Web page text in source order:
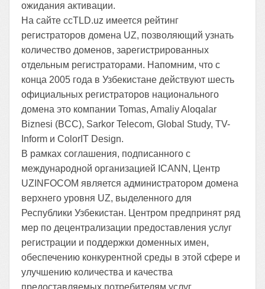
ожидания активации.
На сайте ccTLD.uz имеется рейтинг
регистраторов домена UZ, позволяющий узнать
количество доменов, зарегистрированных
отдельным регистраторами. Напомним, что с
конца 2005 года в Узбекистане действуют шесть
официальных регистраторов национального
домена это компании Tomas, Amaliy Aloqalar
Biznesi (BCC), Sarkor Telecom, Global Study, TV-
Inform и ColorIT Design.
В рамках соглашения, подписанного с
международной организацией ICANN, Центр
UZINFOCOM является администратором домена
верхнего уровня UZ, выделенного для
Республики Узбекистан. Центром предпринят ряд
мер по децентрализации предоставления услуг
регистрации и поддержки доменных имен,
обеспечению конкурентной среды в этой сфере и
улучшению количества и качества
предоставляемых потребителям услуг.